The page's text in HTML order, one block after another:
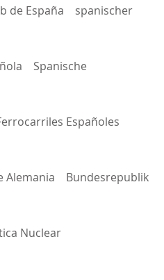
de España spanischer
Spanische
Españoles
Alemania Bundesrepublik
Nuclear